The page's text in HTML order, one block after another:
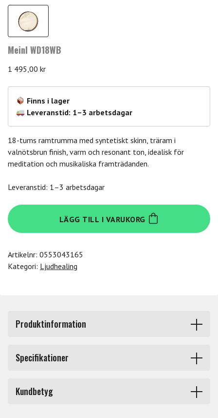
Meinl WD18WB
1 495,00 kr
Finns i lager
Leveranstid: 1–3 arbetsdagar
18-tums ramtrumma med syntetiskt skinn, träram i
valnötsbrun finish, varm och resonant ton, idealisk för
meditation och musikaliska framträdanden.
Leveranstid: 1–3 arbetsdagar
Meinl
WD18WB
mängd
LÄGG TILL I VARUKORG
Artikelnr: 0553043165
Kategori: Ljudhealing
Produktinformation
Meinl Sonic Energy Wave Drum WD18WB är designad för
att ge en djup och rik ljudupplevelse. Med en diameter på
denna trumma traditionell estetik med modern
funktionalitet. Det syntetiska skinnet är valt för att ge
Specifikationer
Kundbetyg